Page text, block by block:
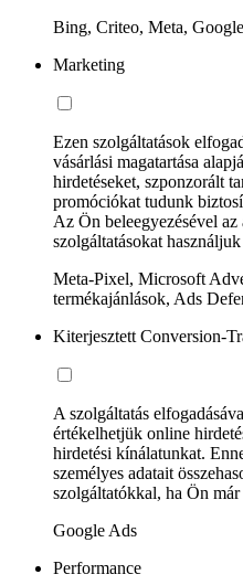
Bing, Criteo, Meta,
Marketing
Ezen szolgáltatások
vásárlási magatartása
hirdetéseket, szponzorált
promóciókat tudunk
Az Ön beleegyezésével
szolgáltatásokat
Meta-Pixel, Microsoft
termékajánlások, Ads
Kiterjesztett Conversion-
A szolgáltatás
értékelhetjük online
hirdetési kínálatunkat.
személyes adatait
szolgáltatókkal, ha Ön
Google Ads
Performance